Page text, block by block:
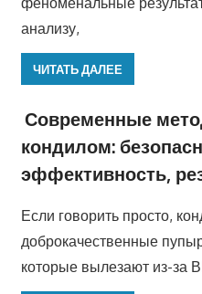
анализу,
ЧИТАТЬ ДАЛЕЕ
Современные
кондилом:
эффективность,
Если говорить просто,
доброкачественные
которые вылезают из-за